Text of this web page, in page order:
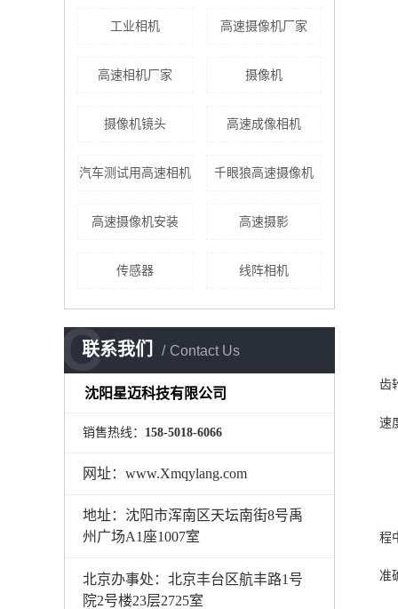
工业相机 高速摄像机厂家
高速相机厂家 摄像机
摄像机镜头 高速成像相机
汽车测试用高速相机 千眼狼高速摄像机
高速摄像机安装 ​高速摄影
传感器 线阵相机
联系我们 Contact Us
C
沈阳星迈科技有限公司
销售热线： 158-5018-6066
网址：www.Xmqylang.com
地址：沈阳市浑南区天坛南街8号禹
州广场A1座1007室
北京办事处：北京丰台区航丰路1号
院2号楼23层2725室
齿
速
程
准